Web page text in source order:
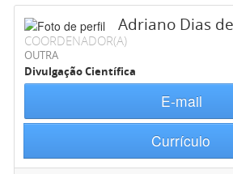
Adriano Dias
COORDENADOR(A)
OUTRA
Divulgação Científica
E-mail
Currículo